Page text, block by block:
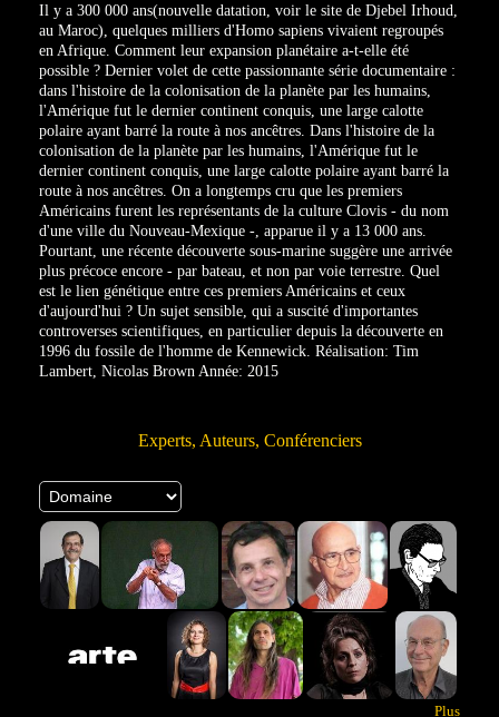
Il y a 300 000 ans(nouvelle datation, voir le site de Djebel Irhoud,
au Maroc), quelques milliers d'Homo sapiens vivaient regroupés
en Afrique. Comment leur expansion planétaire a-t-elle été
possible ? Dernier volet de cette passionnante série documentaire :
dans l'histoire de la colonisation de la planète par les humains,
l'Amérique fut le dernier continent conquis, une large calotte
polaire ayant barré la route à nos ancêtres. Dans l'histoire de la
colonisation de la planète par les humains, l'Amérique fut le
dernier continent conquis, une large calotte polaire ayant barré la
route à nos ancêtres. On a longtemps cru que les premiers
Américains furent les représentants de la culture Clovis - du nom
d'une ville du Nouveau-Mexique -, apparue il y a 13 000 ans.
Pourtant, une récente découverte sous-marine suggère une arrivée
plus précoce encore - par bateau, et non par voie terrestre. Quel
est le lien génétique entre ces premiers Américains et ceux
d'aujourd'hui ? Un sujet sensible, qui a suscité d'importantes
controverses scientifiques, en particulier depuis la découverte en
1996 du fossile de l'homme de Kennewick. Réalisation: Tim
Lambert, Nicolas Brown Année: 2015
Experts, Auteurs, Conférenciers
Plus